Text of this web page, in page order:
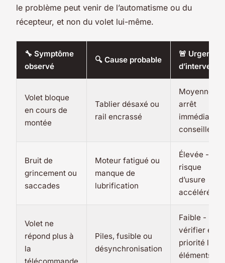
le problème peut venir de l’automatisme ou du
récepteur, et non du volet lui-même.
🔧 Symptôme
observé
🔍 Cause probable
🚨 Urgence
Volet bloque
en cours de
montée
Tablier désaxé ou
rail encrassé
Moyenne -
arrêt
immédiat
conseillé
Bruit de
grincement ou
saccades
Moteur fatigué ou
manque de
lubrification
Élevée -
risque
d’usure
accélérée
Volet ne
répond plus à
la
Piles, fusible ou
désynchronisation
Faible -
vérifier en
priorité les
éléments